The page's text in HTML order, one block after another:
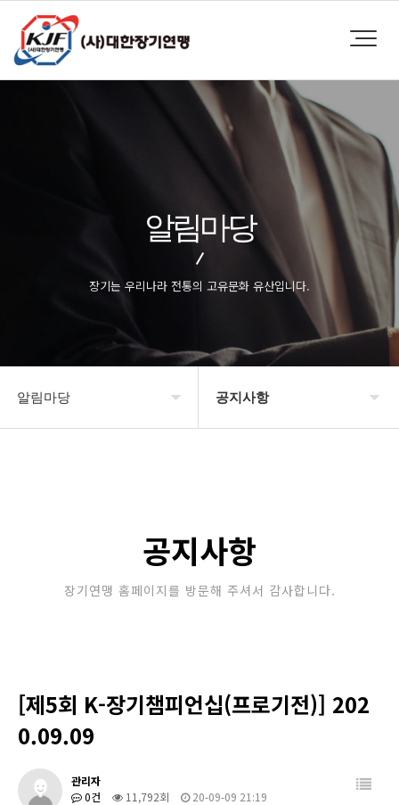
알림마당
장기는 우리나라 전통의 고유문화 유산입니다.
알림마당 공지사항
포토갤러리
공지사항
장기연맹 홈페이지를 방문해 주셔서 감사합니다.
[제5회 K-장기챔피언십(프로기전)] 202
0.09.09
관리자
0건
11,792회 20-09-09 21:19